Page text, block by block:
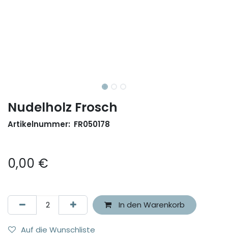
Nudelholz Frosch
Artikelnummer: FR050178
0,00 €
In den Warenkorb
Auf die Wunschliste